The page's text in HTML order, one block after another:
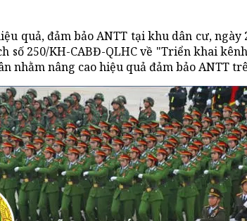
quả, đảm bảo ANTT tại khu dân cư, ngày
số 250/KH-CABĐ-QLHC về "Triển khai
nhằm nâng cao hiệu quả đảm bảo ANTT